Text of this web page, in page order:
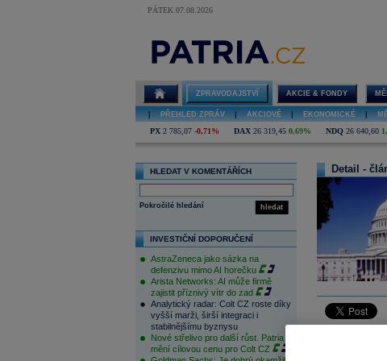
PÁTEK 07.08.2026
ZPRAVODAJSTVÍ AKCIE & FONDY
PŘEHLED ZPRÁV AKCIOVÉ EKONOMICKÉ
PX 2 785,07 -0,71% DAX 26 319,45 0,69% NDQ 26 640,60
HLEDAT V KOMENTÁŘÍCH
hledat
Pokročilé hledání
INVESTIČNÍ DOPORUČENÍ
AstraZeneca jako sázka na
defenzivu mimo AI horečku
Arista Networks: AI může firmě
zajistit příznivý vítr do zad
Analytický radar: Colt CZ roste díky
vyšší marži, širší integraci i
stabilnějšímu byznysu
Nové střelivo pro další růst. Patria
mění cílovou cenu pro Colt CZ
Detail -